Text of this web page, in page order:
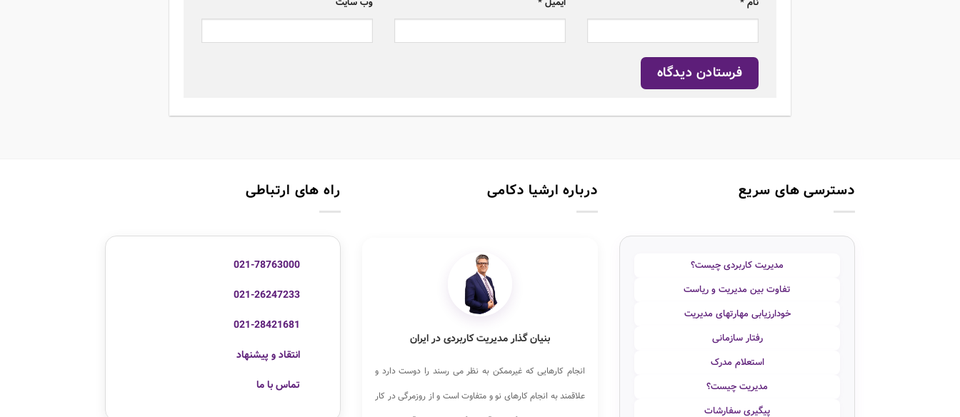
دسترسی های سریع
مدیریت کاربردی چیست؟
تفاوت بین مدیریت و ریاست
خودارزیابی مهارتهای مدیریت
رفتار سازمانی
استعلام مدرک
مدیریت چیست؟
پیگیری سفارشات
درباره ارشیا دکامی
بنیان گذار مدیریت کاربردی در ایران
انجام کارهایی که غیرممکن به نظر می رسند را دوست دارد و
علاقمند به انجام کارهای نو و متفاوت است و از روزمرگی در کار
راه های ارتباطی
021-78763000
021-26247233
021-28421681
انتقاد و پیشنهاد
تماس با ما